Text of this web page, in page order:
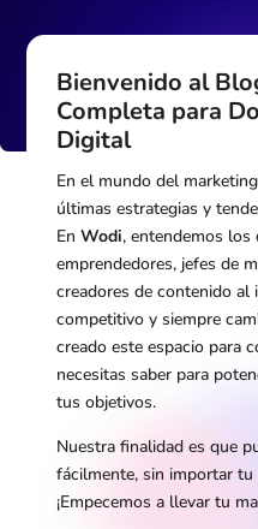
Bienvenido al
Completa para
Digital
En el mundo del
últimas estrategias y
EnWodi, entendemos los
emprendedores, jefes de
creadores de contenido
competitivo y siempre
creado este espacio para
necesitas saber para
tus objetivos.
Nuestra finalidad es que
fácilmente, sin importar tu
¡Empecemos a llevar tu